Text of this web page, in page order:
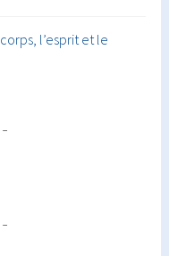
l’esprit et le